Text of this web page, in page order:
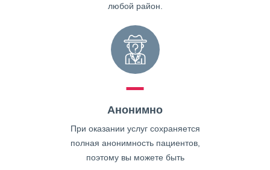
любой район.
Анонимно
При оказании услуг сохраняется
полная анонимность пациентов,
поэтому вы можете быть